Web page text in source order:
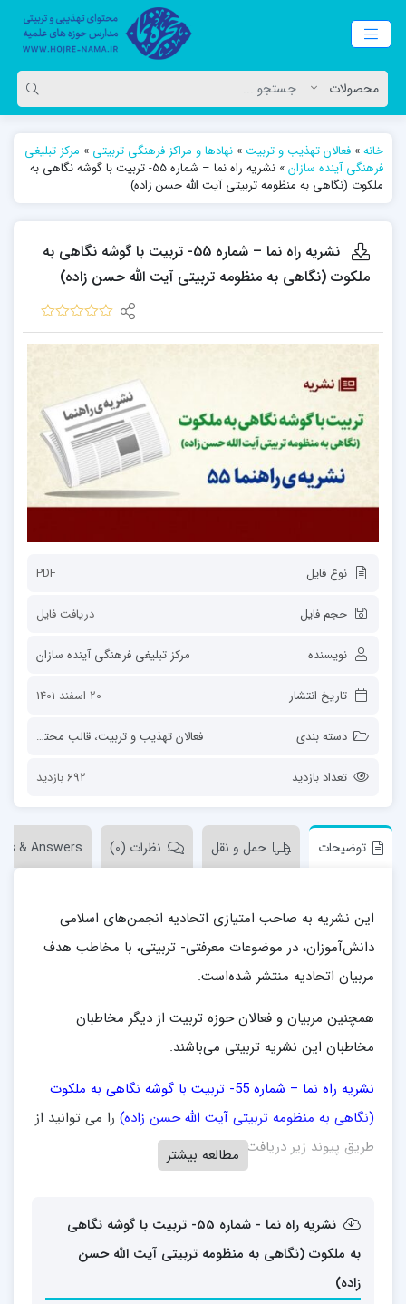
خانه» فعالان تهذیب و تربیت» نهادها و مراکز فرهنگی تربیتی » مرکز تبلیغی
فرهنگی آینده سازان»
نشریه راه نما – شماره 55- تربیت با گوشه نگاهی به
ملکوت (نگاهی به منظومه تربیتی آیت الله حسن زاده)
نشریه راه نما – شماره 55- تربیت با گوشه نگاهی به
ملکوت (نگاهی به منظومه تربیتی آیت الله حسن زاده)
نوع فایل PDF
حجم فایل دریافت فایل
نویسنده مرکز تبلیغی فرهنگی آینده سازان
تاریخ انتشار 20 اسفند 1401
دسته بندی فعالان تهذیب و تربیت، قالب محتوا
تعداد بازدید 692 بازدید
توضیحات حمل و نقل نظرات (0) & Answers
این نشریه به صاحب امتیازی اتحادیه انجمن‌های اسلامی
دانش‌آموزان، در موضوعات معرفتی- تربیتی، با مخاطب هدف
مربیان اتحادیه منتشر شده‌است.
همچنین مربیان و فعالان حوزه تربیت از دیگر مخاطبان
مخاطبان این نشریه‌ تربیتی می‌باشند.
نشریه راه نما – شماره 55- تربیت با گوشه نگاهی به ملکوت
(نگاهی به منظومه تربیتی آیت الله حسن زاده) را می توانید از
طریق پیوند زیر دریافت نمایید.مطالعه بیشتر
نشریه راه نما - شماره 55- تربیت با گوشه نگاهی
به ملکوت (نگاهی به منظومه تربیتی آیت الله حسن
زاده)